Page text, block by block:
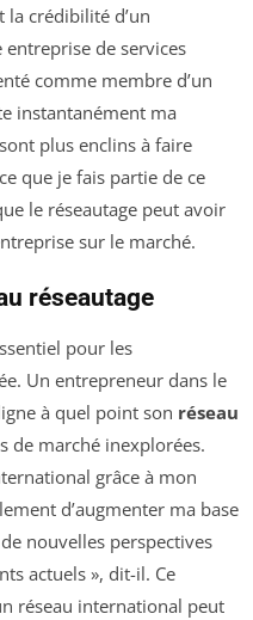
crédibilité d’un
de services
comme membre d’un
instantanément ma
plus enclins à faire
que je fais partie de ce
le réseautage peut avoir
sur le marché.
réseautage
pour les
Un entrepreneur dans le
à quel point son réseau
de marché inexplorées.
grâce à mon
d’augmenter ma base
nouvelles perspectives
actuels », dit-il. Ce
réseau international peut